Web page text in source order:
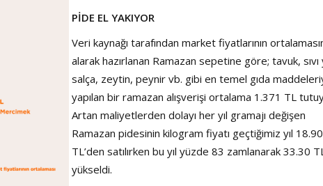
PİDE EL YAKIYOR
Veri kaynağı tarafından market fiyatlarının
alarak hazırlanan Ramazan sepetine göre; tavuk, sıvı
salça, zeytin, peynir vb. gibi en temel gıda
yapılan bir ramazan alışverişi ortalama 1.371 TL
Artan maliyetlerden dolayı her yıl gramajı değişen
Ramazan pidesinin kilogram fiyatı geçtiğimiz yıl 18.90
TL’den satılırken bu yıl yüzde 83 zamlanarak 33.30
yükseldi.